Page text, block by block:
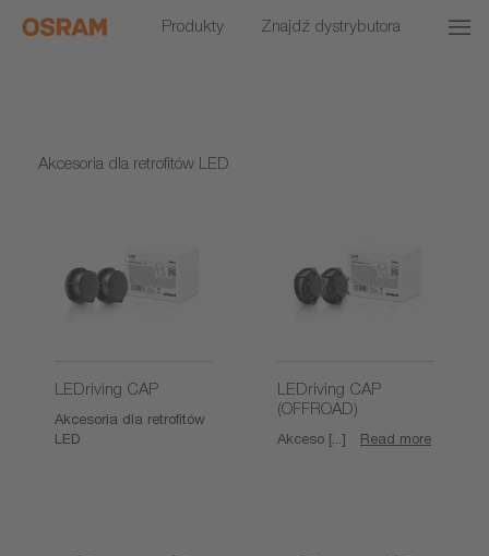
Produkty Znajdź dystrybutora
Akcesoria dla retrofitów LED
LEDriving CAP
Akcesoria dla retrofitów
LED
LEDriving CAP
(OFFROAD)
Akceso [...] Read more